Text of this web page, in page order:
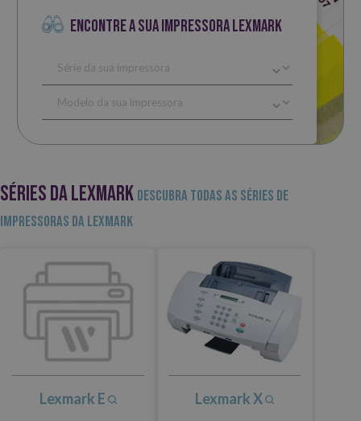
ENCONTRE A SUA IMPRESSORA LEXMARK
SÉRIES DA LEXMARK Descubra todas as séries de
impressoras da Lexmark
Lexmark E Lexmark X